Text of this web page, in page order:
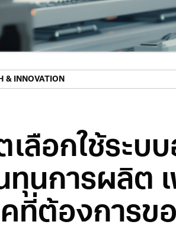
& INNOVATION
ลือกใช้ระบ
ทุนการผลิต
ที่ต้องการข